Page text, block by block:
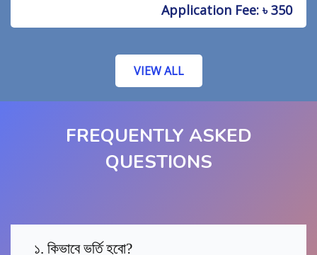
Application Fee: ৳ 350
VIEW ALL
FREQUENTLY ASKED
QUESTIONS
১. কিভাবে ভর্তি হবো?